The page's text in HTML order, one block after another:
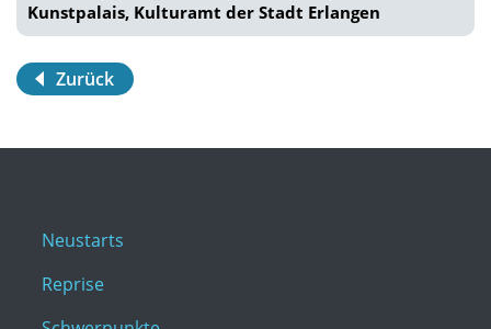
Kunstpalais, Kulturamt der Stadt Erlangen
Zurück
Neustarts
Reprise